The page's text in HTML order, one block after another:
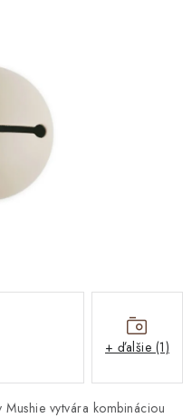
a poučenie o cookies
Reklamačný formulár
vytvára kombináciou
+ ďalšie (1)